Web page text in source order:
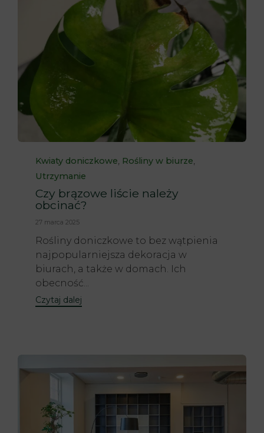
Category
Kwiaty doniczkowe, Rośliny w biurze,
Utrzymanie
Czy brązowe liście należy
obcinać?
27 marca 2025
Rośliny doniczkowe to bez wątpienia
najpopularniejsza dekoracja w
biurach, a także w domach. Ich
obecność...
Czytaj dalej